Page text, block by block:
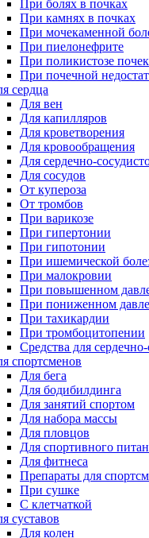
При болях в почках
При камнях в почках
При мочекаменной
При пиелонефрите
При поликистозе почек
При почечной
сердца
Для вен
Для капилляров
Для кроветворения
Для кровообращения
Для сердечно-
Для сосудов
От купероза
От тромбов
При варикозе
При гипертонии
При гипотонии
При ишемической
При малокровии
При повышенном
При пониженном
При тахикардии
При тромбоцитопении
Средства для
спортсменов
Для бега
Для бодибилдинга
Для занятий спортом
Для набора массы
Для пловцов
Для спортивного
Для фитнеса
Препараты для
При сушке
С клетчаткой
суставов
Для колен